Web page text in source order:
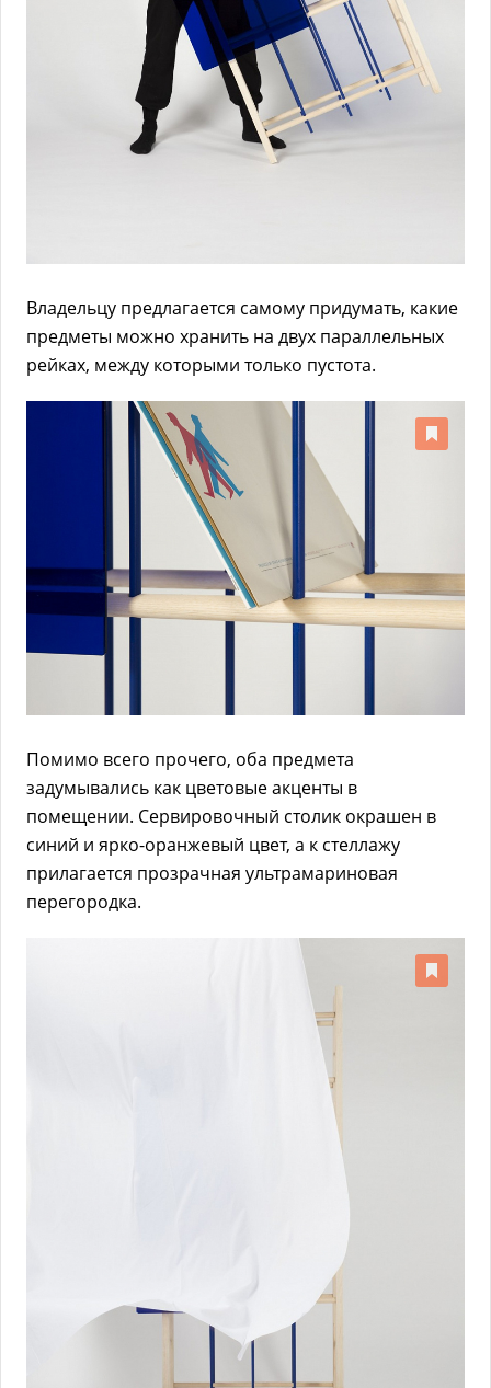
Владельцу предлагается самому придумать, какие
предметы можно хранить на двух параллельных
рейках, между которыми только пустота.
Помимо всего прочего, оба предмета
задумывались как цветовые акценты в
помещении. Сервировочный столик окрашен в
синий и ярко-оранжевый цвет, а к стеллажу
прилагается прозрачная ультрамариновая
перегородка.